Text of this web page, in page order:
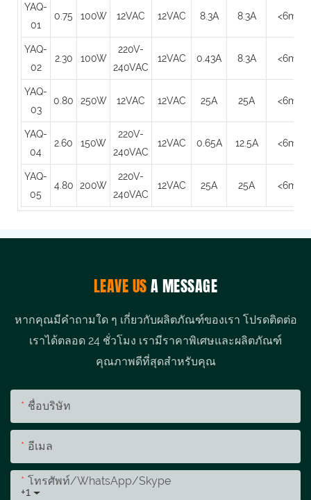
YAQ-
01
0.75 100W 12VAC 12VAC 8.3A 8.3A <6mA
YAQ-
02
2.30 100W
220V-
240VAC
12VAC 0.43A 8.3A <6mA
YAQ-
03
0.80 250W 12VAC 12VAC 25A 25A <6mA
YAQ-
04
2.60 150W
220V-
240VAC
12VAC 0.65A 12.5A <6mA
YAQ-
05
4.80 200W
220V-
240VAC
12VAC 25A 25A <6mA
LEAVE USA MESSAGE
หากคุณมีคำถามใด ๆ เกี่ยวกับผลิตภัณฑ์ของเรา โปรดติดต่อ
เราได้ตลอด 24 ชั่วโมง เรามีราคาพิเศษและผลิตภัณฑ์
คุณภาพดีที่สุดสำหรับคุณ
ชื่อบริษัท
อีเมล
+1
โทรศัพท์/WhatsApp/Skype